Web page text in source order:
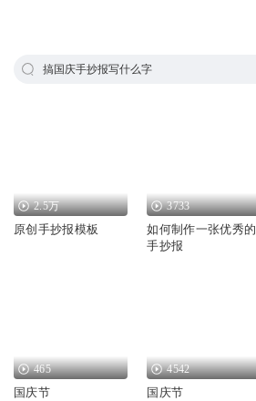
搞国庆手抄报写什么字
2.5万
原创手抄报模板
3733
如何制作一张优秀的
手抄报
465
国庆节
4542
国庆节